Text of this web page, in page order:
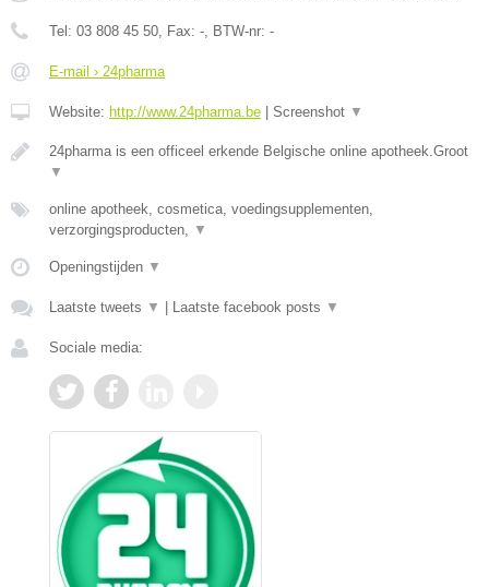
Tel: 03 808 45 50, Fax: -, BTW-nr: -
E-mail › 24pharma
Website: http://www.24pharma.be Screenshot ▼
24pharma is een officeel erkende Belgische online apotheek.Groot
▼
online apotheek, cosmetica, voedingsupplementen,
verzorgingsproducten, ▼
Openingstijden ▼
Laatste tweets ▼ Laatste facebook posts ▼
Sociale media: